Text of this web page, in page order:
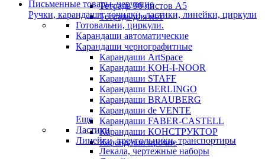
Тетрадь 96 листов А5
Тетрадь для нот
Письменные товары, черчение
Ручки, карандаши, точилки, ластики, линейки, циркули
Готовальни, циркули.
Карандаши автоматические
Карандаши чернографитные
Карандаши ArtSpace
Карандаши KOH-I-NOOR
Карандаши STAFF
Карандаши BERLINGO
Карандаши BRAUBERG
Карандаши de VENTE
Карандаши FABER-CASTELL
Карандаши КОНСТРУКТОР
Карандаши прочие
Еще
Ластики
Линейки, треугольники, транспортиры
Лекала, чертежные наборы